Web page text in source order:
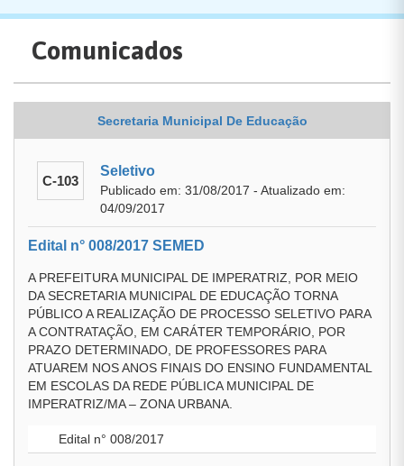
Comunicados
Secretaria Municipal De Educação
C-103
Seletivo
Publicado em: 31/08/2017 - Atualizado em:
04/09/2017
Edital n° 008/2017 SEMED
A PREFEITURA MUNICIPAL DE IMPERATRIZ, POR MEIO
DA SECRETARIA MUNICIPAL DE EDUCAÇÃO TORNA
PÚBLICO A REALIZAÇÃO DE PROCESSO SELETIVO PARA
A CONTRATAÇÃO, EM CARÁTER TEMPORÁRIO, POR
PRAZO DETERMINADO, DE PROFESSORES PARA
ATUAREM NOS ANOS FINAIS DO ENSINO FUNDAMENTAL
EM ESCOLAS DA REDE PÚBLICA MUNICIPAL DE
IMPERATRIZ/MA – ZONA URBANA.
Edital n° 008/2017